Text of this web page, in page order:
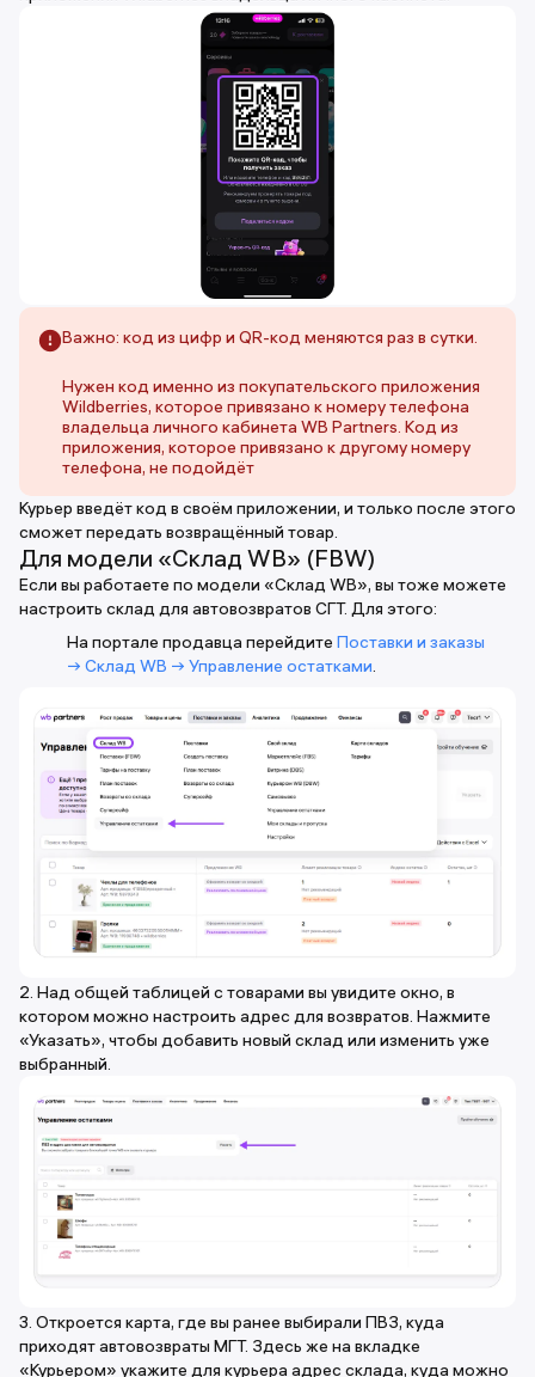
Важно: код из цифр и QR-код меняются раз в сутки.
Нужен код именно из покупательского приложения
Wildberries, которое привязано к номеру телефона
владельца личного кабинета WB Partners. Код из
приложения, которое привязано к другому номеру
телефона, не подойдёт
Курьер введёт код в своём приложении, и только после этого
сможет передать возвращённый товар.
Для модели «Склад WB» (FBW)
Если вы работаете по модели «Склад WB», вы тоже можете
настроить склад для автовозвратов СГТ. Для этого:
На портале продавца перейдите Поставки и заказы
→ Склад WB → Управление остатками.
2. Над общей таблицей с товарами вы увидите окно, в
котором можно настроить адрес для возвратов. Нажмите
«Указать», чтобы добавить новый склад или изменить уже
выбранный.
3. Откроется карта, где вы ранее выбирали ПВЗ, куда
приходят автовозвраты МГТ. Здесь же на вкладке
«Курьером» укажите для курьера адрес склада, куда можно